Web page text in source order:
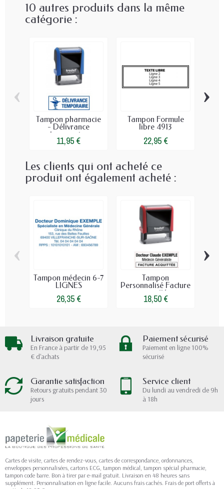
10 autres produits dans la même
catégorie :
Tampon pharmacie
- Délivrance
temporaire
11,95 €
Tampon Formule
libre 4913
22,95 €
‹ ›
Les clients qui ont acheté ce
produit ont également acheté :
Tampon médecin 6-7
LIGNES
26,35 €
Tampon
Personnalisé Facture
acquittée
18,50 €
‹ ›
Livraison gratuite
En France à partir de 19,95
€ d'achats
Paiement sécurisé
Paiement en ligne 100%
sécurisé
Garantie satisfaction
Retours gratuits pendant 30
jours
Service client
Du lundi au vendredi de 9h
à 18h
Cartes de visite, cartes de rendez-vous, cartes de correspondance, ordonnances,
enveloppes personnalisées, cartons ECG, tampon médical, tampon spécial pharmacie,
tampon code barre. Bon à tirer par e-mail gratuit. Livraison en 48 heures sans
supplément. Personnalisation en ligne facile. Aucuns frais cachés. Frais de port offerts à